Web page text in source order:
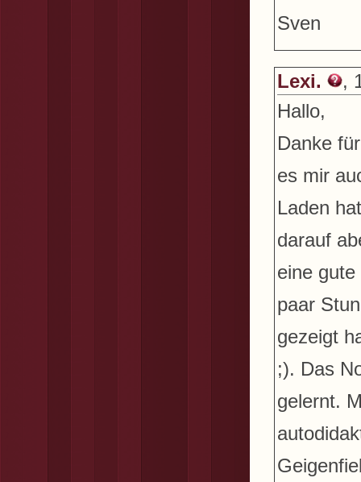
Sven
Lexi.
,
Hallo,
Danke
es mir
Laden
darauf
eine
paar
gezeigt
;). Das
gelernt.